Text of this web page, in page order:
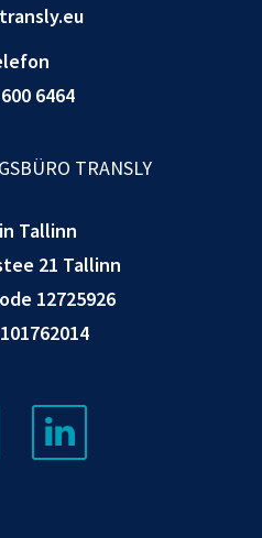
6464
TRANSLY
Tallinn
21 Tallinn
12725926